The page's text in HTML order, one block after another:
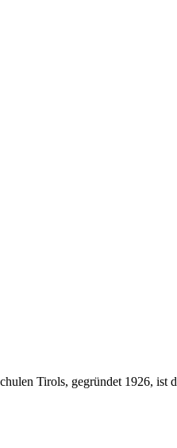
Tirols, gegründet 1926,